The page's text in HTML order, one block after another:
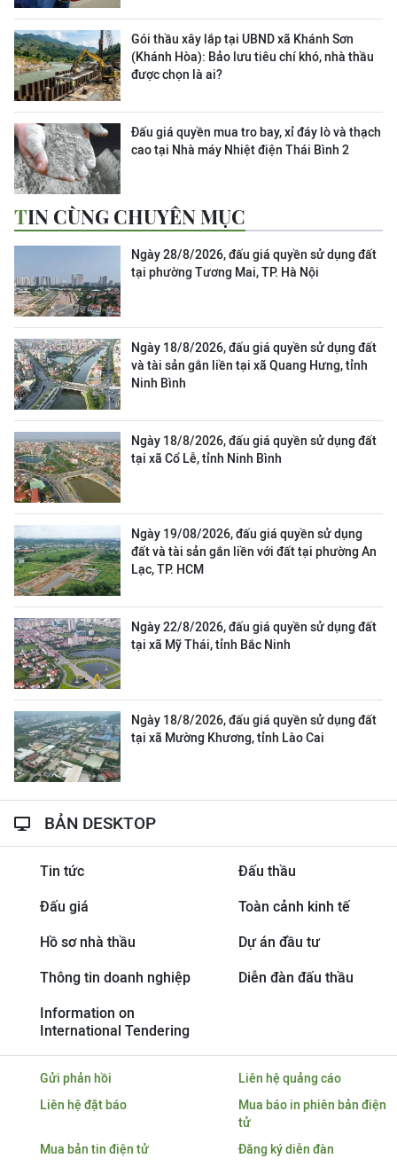
Gói thầu xây lắp tại UBND xã Khánh Sơn
(Khánh Hòa): Bảo lưu tiêu chí khó, nhà thầu
được chọn là ai?
Đấu giá quyền mua tro bay, xỉ đáy lò và thạch
cao tại Nhà máy Nhiệt điện Thái Bình 2
TIN CÙNG CHUYÊN MỤC
Ngày 28/8/2026, đấu giá quyền sử dụng đất
tại phường Tương Mai, TP. Hà Nội
Ngày 18/8/2026, đấu giá quyền sử dụng đất
và tài sản gắn liền tại xã Quang Hưng, tỉnh
Ninh Bình
Ngày 18/8/2026, đấu giá quyền sử dụng đất
tại xã Cổ Lễ, tỉnh Ninh Bình
Ngày 19/08/2026, đấu giá quyền sử dụng
đất và tài sản gắn liền với đất tại phường An
Lạc, TP. HCM
Ngày 22/8/2026, đấu giá quyền sử dụng đất
tại xã Mỹ Thái, tỉnh Bắc Ninh
Ngày 18/8/2026, đấu giá quyền sử dụng đất
tại xã Mường Khương, tỉnh Lào Cai
BẢN DESKTOP
Tin tức Đấu thầu
Đấu giá Toàn cảnh kinh tế
Hồ sơ nhà thầu Dự án đầu tư
Thông tin doanh nghiệp Diễn đàn đấu thầu
Information on
International Tendering
Gửi phản hồi
Liên hệ quảng cáo
Liên hệ đặt báo
Mua báo in phiên bản điện
tử
Mua bản tin điện tử
Đăng ký diễn đàn